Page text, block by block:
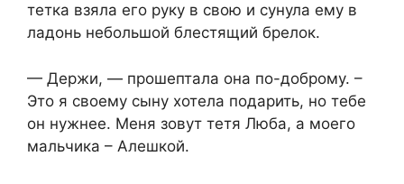
тетка взяла его руку в свою и сунула ему в
ладонь небольшой блестящий брелок.
— Держи, — прошептала она по-доброму. –
Это я своему сыну хотела подарить, но тебе
он нужнее. Меня зовут тетя Люба, а моего
мальчика – Алешкой.